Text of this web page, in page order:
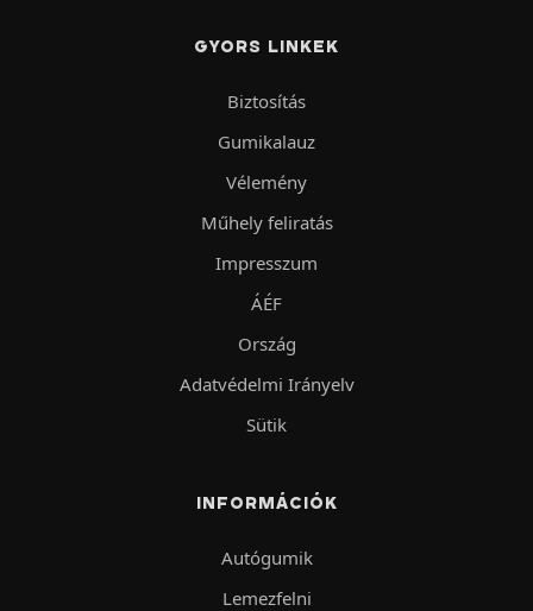
GYORS LINKEK
Biztosítás
Gumikalauz
Vélemény
Műhely feliratás
Impresszum
ÁÉF
Ország
Adatvédelmi Irányelv
Sütik
INFORMÁCIÓK
Autógumik
Lemezfelni